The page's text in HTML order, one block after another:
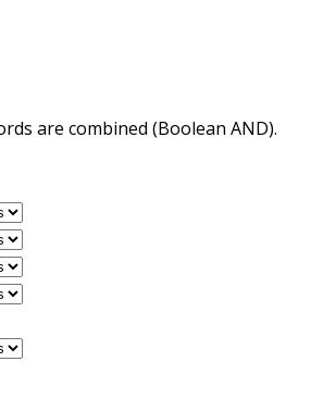
are combined (Boolean AND).